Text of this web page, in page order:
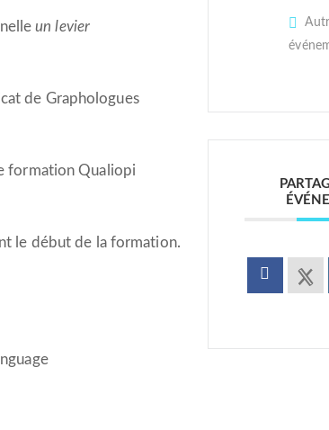
un levier
de Graphologues
formation Qualiopi
le début de la formation.